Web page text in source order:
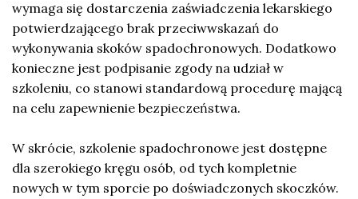
wymaga się dostarczenia zaświadczenia lekarskiego
potwierdzającego brak przeciwwskazań do
wykonywania skoków spadochronowych. Dodatkowo
konieczne jest podpisanie zgody na udział w
szkoleniu, co stanowi standardową procedurę mającą
na celu zapewnienie bezpieczeństwa.
W skrócie, szkolenie spadochronowe jest dostępne
dla szerokiego kręgu osób, od tych kompletnie
nowych w tym sporcie po doświadczonych skoczków.